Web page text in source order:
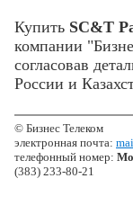
Купить SC&T
компании
согласовав
России и
© Бизнес Телеком
электронная почта:
телефонный номер:
(383) 233-80-21